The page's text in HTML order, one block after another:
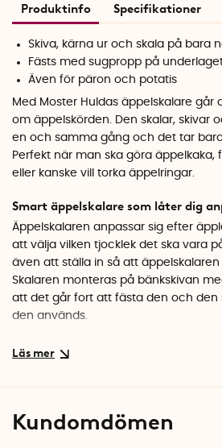
Produktinfo Specifikationer
Skiva, kärna ur och skala på bara
Fästs med sugpropp på
Även för päron och potatis
Med Moster Huldas äppelskalare går
om äppelskörden. Den skalar, skivar
en och samma gång och det tar
Perfekt när man ska göra äppelkaka,
eller kanske vill torka äppelringar.
Smart äppelskalare som låter dig
Äppelskalaren anpassar sig efter
att välja vilken tjocklek det ska vara
även att ställa in så att
Skalaren monteras på bänkskivan
att det går fort att fästa den och den
den används.
Äppelskalaren är tillverkad i rostfritt
Äppelskalare bäst i test
Moster Huldas äppelskalare är
Kundomdömen